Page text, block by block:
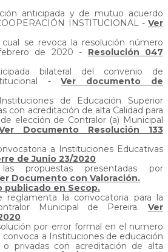
anticipada y de mutuo acuerdo
INSTITUCIONAL - Ver
se revoca la resolución número
de 2020 - Resolución 047
bilateral del convenio de
-Ver documento de
de Educación Superior
con acreditación de alta Calidad para
elección de Contralor (a) Municipal
Documento Resolución 133
a Instituciones Educativas
de Junio 23/2020
propuestas presentadas por
Documento con Valoración.
publicado en Secop.
reglamenta la convocatoria para la
Municipal de Pereira. Ver
por error formal en el numero
convoca a Instituciones de educación
o privadas con acreditación de alta